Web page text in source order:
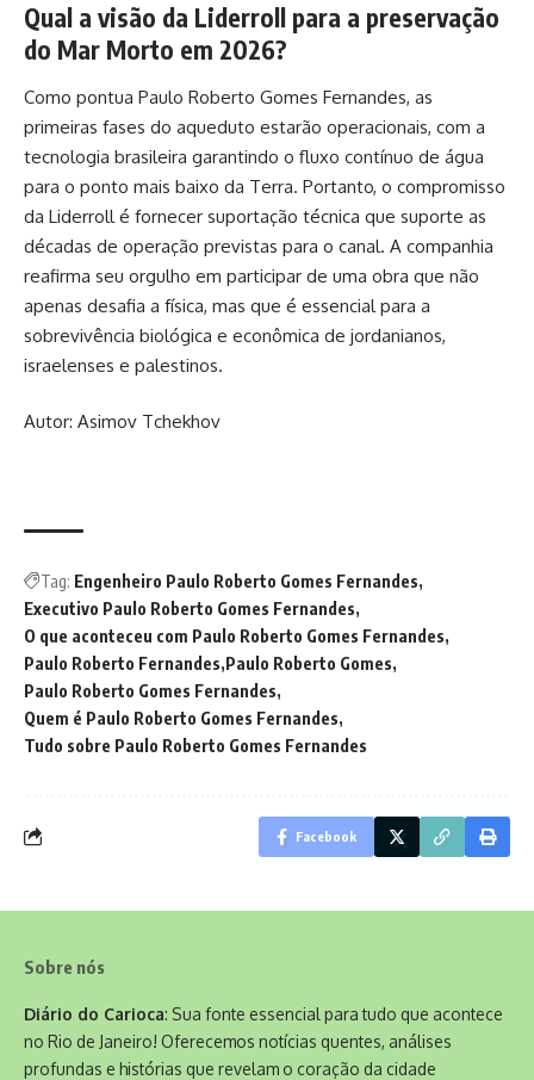
Qual a visão da Liderroll para a preservação
do Mar Morto em 2026?
Como pontua Paulo Roberto Gomes Fernandes, as
primeiras fases do aqueduto estarão operacionais, com a
tecnologia brasileira garantindo o fluxo contínuo de água
para o ponto mais baixo da Terra. Portanto, o compromisso
da Liderroll é fornecer suportação técnica que suporte as
décadas de operação previstas para o canal. A companhia
reafirma seu orgulho em participar de uma obra que não
apenas desafia a física, mas que é essencial para a
sobrevivência biológica e econômica de jordanianos,
israelenses e palestinos.
Autor: Asimov Tchekhov
Tag: Engenheiro Paulo Roberto Gomes Fernandes
Executivo Paulo Roberto Gomes Fernandes
O que aconteceu com Paulo Roberto Gomes Fernandes
Paulo Roberto Fernandes Paulo Roberto Gomes
Paulo Roberto Gomes Fernandes
Quem é Paulo Roberto Gomes Fernandes
Tudo sobre Paulo Roberto Gomes Fernandes
Facebook
Sobre nós
Diário do Carioca: Sua fonte essencial para tudo que acontece
no Rio de Janeiro! Oferecemos notícias quentes, análises
profundas e histórias que revelam o coração da cidade